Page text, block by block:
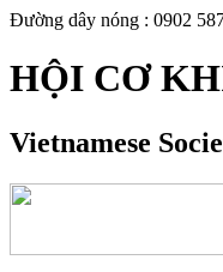
Đường dây nóng : 0902
HỘI CƠ
Vietnamese